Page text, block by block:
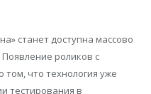
станет доступна массово
Появление роликов с
что технология уже
тестирования в